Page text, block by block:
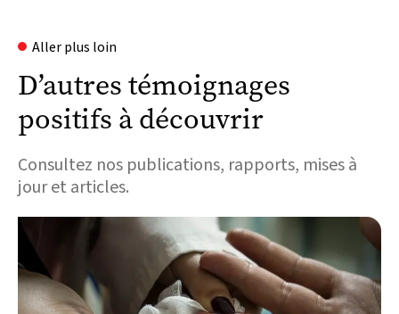
Aller plus loin
D’autres témoignages
positifs à découvrir
Consultez nos publications, rapports, mises à
jour et articles.